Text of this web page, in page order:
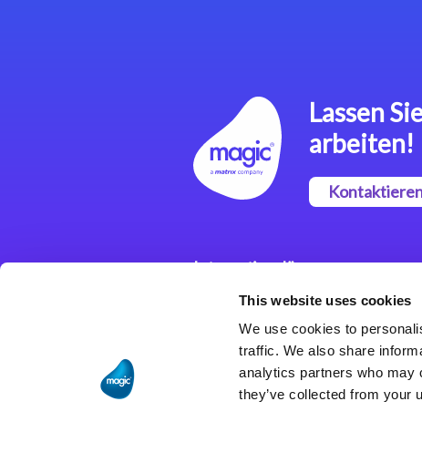
This website uses cookies
We use cookies to
traffic. We also share
analytics partners who may
they’ve collected from your
Lassen
arbeiten!
Integrationslösungen
Magic xpi
Integrationsplattform